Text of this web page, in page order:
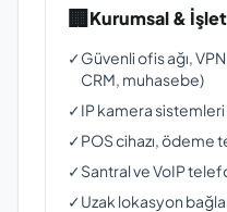
🏢Kurumsal &
✓Güvenli ofis ağı, VPN
CRM, muhasebe)
✓IP kamera sistemleri
✓POS cihazı, ödeme
✓Santral ve VoIP
✓Uzak lokasyon